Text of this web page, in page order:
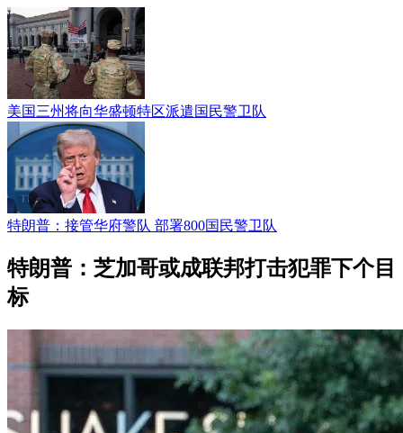
美国三州将向华盛顿特区派遣国民警卫队
特朗普：接管华府警队 部署800国民警卫队
特朗普：芝加哥或成联邦打击犯罪下个目
标